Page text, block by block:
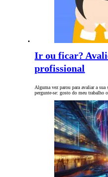
Ir ou ficar?
profissional
Alguma vez parou para avaliar a sua
pergunte-se: gosto do meu trabalho